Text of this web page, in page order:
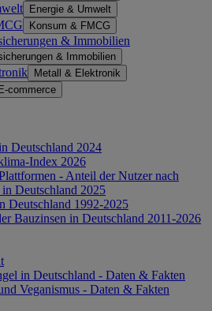
Energie & Umwelt
Konsum & FMCG
& Immobilien
& Immobilien
Metall & Elektronik
E-commerce
Deutschland 2024
Index 2026
- Anteil der Nutzer nach
Deutschland 2025
Deutschland 1992-2025
Bauzinsen in Deutschland 2011-2026
in Deutschland - Daten & Fakten
Veganismus - Daten & Fakten